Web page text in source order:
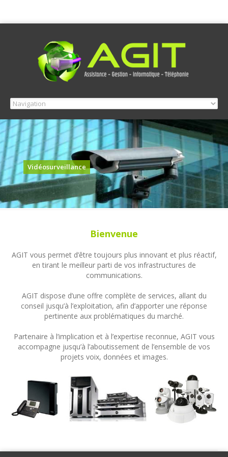
Vidéosurveillance
Bienvenue
AGIT vous permet d’être toujours plus innovant et plus réactif,
en tirant le meilleur parti de vos infrastructures de
communications.
AGIT dispose d’une offre complète de services, allant du
conseil jusqu’à l’exploitation, afin d’apporter une réponse
pertinente aux problématiques du marché.
Partenaire à l’implication et à l’expertise reconnue, AGIT vous
accompagne jusqu’à l’aboutissement de l’ensemble de vos
projets voix, données et images.